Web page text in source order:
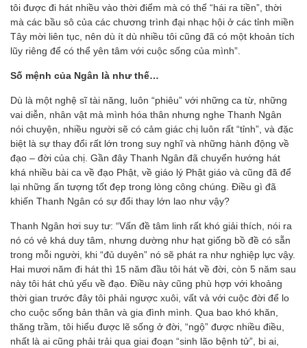
tôi được đi hát nhiều vào thời điểm mà có thể “hái ra tiền”, thời
mà các bầu sô của các chương trình đại nhạc hội ở các tỉnh miền
Tây mời liên tục, nên dù ít dù nhiều tôi cũng đã có một khoản tích
lũy riêng để có thể yên tâm với cuộc sống của mình”.
Số mệnh của Ngân là như thế…
Dù là một nghệ sĩ tài năng, luôn “phiêu” với những ca từ, những
vai diễn, nhân vật mà mình hóa thân nhưng nghe Thanh Ngân
nói chuyện, nhiều người sẽ có cảm giác chị luôn rất “tỉnh”, và đặc
biệt là sự thay đổi rất lớn trong suy nghĩ và những hành động về
đạo – đời của chị. Gần đây Thanh Ngân đã chuyển hướng hát
khá nhiều bài ca về đạo Phật, về giáo lý Phật giáo và cũng đã để
lại những ấn tượng tốt đẹp trong lòng công chúng. Điều gì đã
khiến Thanh Ngân có sự đổi thay lớn lao như vậy?
Thanh Ngân hơi suy tư: “Vấn đề tâm linh rất khó giải thích, nói ra
nó có vẻ khá duy tâm, nhưng dường như hạt giống bồ đề có sẵn
trong mỗi người, khi “đủ duyên” nó sẽ phát ra như nghiệp lực vậy.
Hai mươi năm đi hát thì 15 năm đầu tôi hát về đời, còn 5 năm sau
này tôi hát chủ yếu về đạo. Điều này cũng phù hợp với khoảng
thời gian trước đây tôi phải ngược xuôi, vất vả với cuộc đời để lo
cho cuộc sống bản thân và gia đình mình. Qua bao khó khăn,
thăng trầm, tôi hiểu được lẽ sống ở đời, “ngộ” được nhiều điều,
nhất là ai cũng phải trải qua giai đoạn “sinh lão bệnh tử”, bi ai,